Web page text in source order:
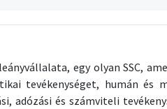
egy olyan SSC,
tevékenységet, humán és
adózási és számviteli